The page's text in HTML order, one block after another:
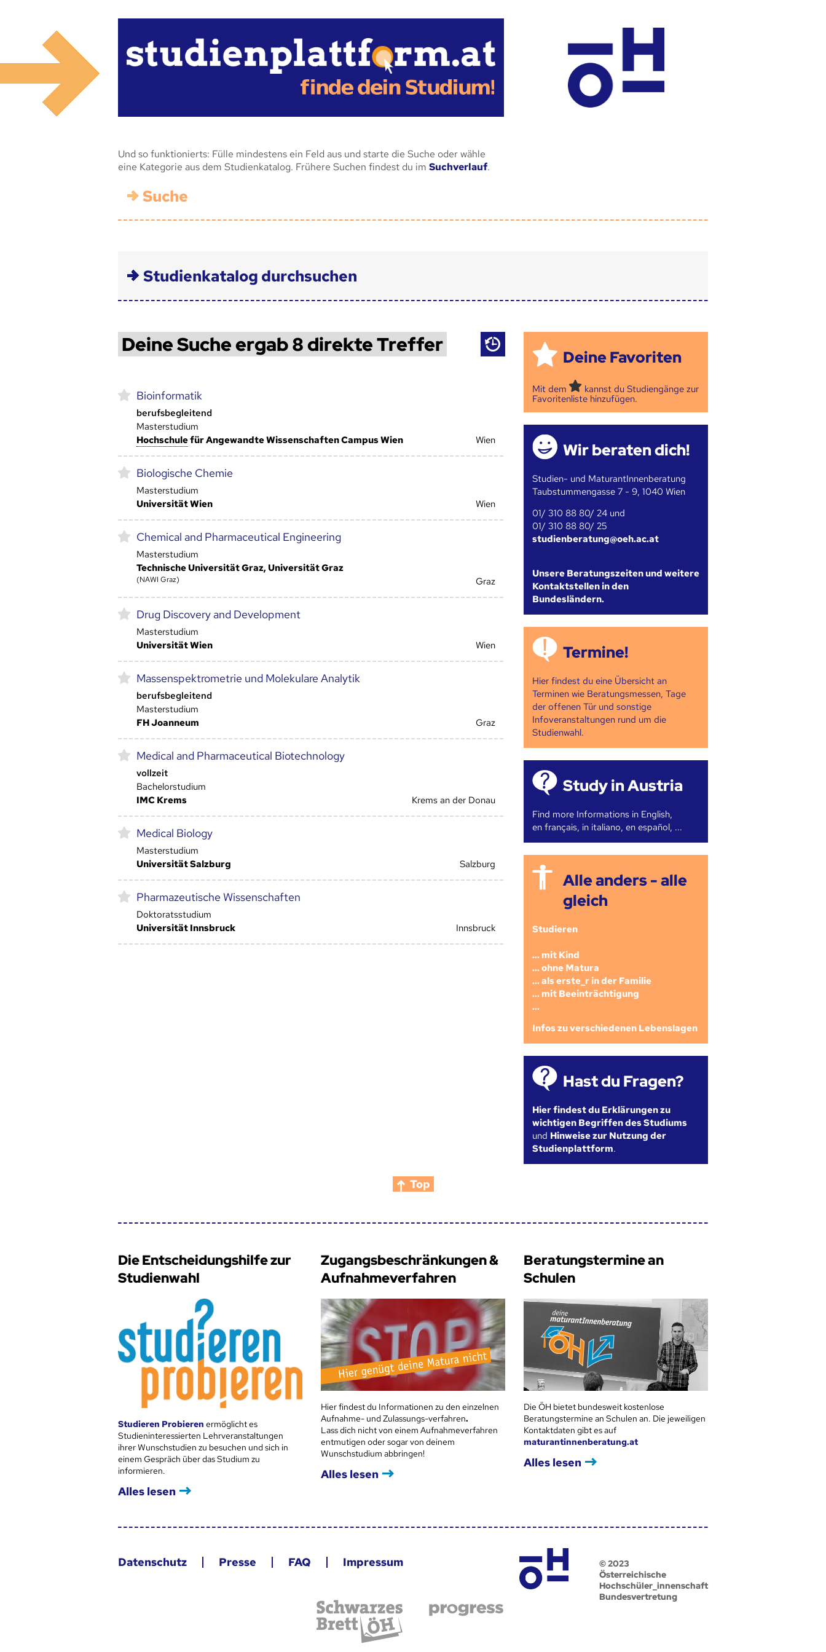
Und so funktionierts: Fülle mindestens ein Feld aus und starte die Suche oder wähle
eine Kategorie aus dem Studienkatalog. Frühere Suchen findest du im Suchverlauf.
Suche
Studienkatalog durchsuchen
Deine Suche ergab 8 direkte Treffer
Bioinformatik
berufsbegleitend
Masterstudium
Hoch­schulefür Angewandte Wissenschaften Campus Wien Wien
Biologische Chemie
Masterstudium
Universität Wien
Wien
Chemical and Pharmaceutical Engineering
Masterstudium
Technische Universität Graz, Universität Graz
(NAWI Graz) Graz
Drug Discovery and Development
Masterstudium
Universität Wien
Wien
Massenspektrometrie und Molekulare Analytik
berufsbegleitend
Masterstudium
FH Joanneum
Graz
Medical and Pharmaceutical Biotechnology
vollzeit
Bachelorstudium
IMC Krems
Krems an der Donau
Medical Biology
Masterstudium
Universität Salzburg
Salzburg
Pharmazeutische Wissenschaften
Doktoratsstudium
Universität Innsbruck
Innsbruck
Deine Favoriten
Mit dem
kannst du Studiengänge zur
Favoritenliste hinzufügen.
Wir beraten dich!
Studien- und MaturantInnenberatung
Taubstummengasse 7 - 9, 1040 Wien
01/ 310 88 80/ 24 und
01/ 310 88 80/ 25
studienberatung@oeh.ac.at
Unsere Beratungszeiten und weitere
Kontaktstellen in den
Bundesländern.
Termine!
Hier findest du eine Übersicht an
Terminen wie Beratungsmessen, Tage
der offenen Tür und sonstige
Infoveranstaltungen rund um die
Studienwahl.
Study in Austria
Find more Informations in English,
en français, in italiano, en español, ...
Alle anders - alle
gleich
Studieren
... mit Kind
... ohne Matura
... als erste_r in der Familie
... mit Beeinträchtigung
...
Infos zu verschiedenen Lebenslagen
Hast du Fragen?
Hier findest du Erklärungen zu
wichtigen Begriffen des Studiums
und Hinweise zur Nutzung der
Studienplattform.
Top
Die Entscheidungshilfe zur
Studienwahl
Studieren Probieren ermöglicht es
Studieninteressierten Lehrveranstaltungen
ihrer Wunschstudien zu besuchen und sich in
einem Gespräch über das Studium zu
informieren.
Alles lesen
Zugangsbeschränkungen &
Aufnahmeverfahren
Hier findest du Informationen zu den einzelnen
Aufnahme- und Zulassungs-verfahren.
Lass dich nicht von einem Aufnahmeverfahren
entmutigen oder sogar von deinem
Wunschstudium abbringen!
Alles lesen
Beratungstermine an
Schulen
Die ÖH bietet bundesweit kostenlose
Beratungstermine an Schulen an. Die jeweiligen
Kontaktdaten gibt es auf
maturantinnenberatung.at
Alles lesen
Datenschutz Presse FAQ Impressum
© 2023
Österreichische
Hochschüler_innenschaft
Bundesvertretung